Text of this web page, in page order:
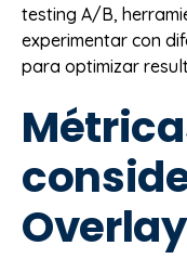
testing A/B,
experimentar con
para optimizar